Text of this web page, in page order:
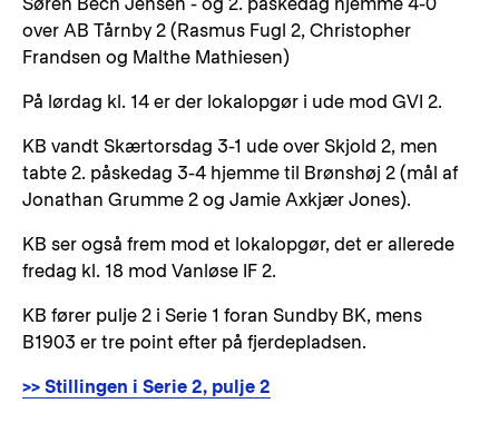
over AB Tårnby 2 (Rasmus Fugl 2, Christopher
Frandsen og Malthe Mathiesen)
På lørdag kl. 14 er der lokalopgør i ude mod GVI 2.
KB vandt Skærtorsdag 3-1 ude over Skjold 2, men
tabte 2. påskedag 3-4 hjemme til Brønshøj 2 (mål af
Jonathan Grumme 2 og Jamie Axkjær Jones).
KB ser også frem mod et lokalopgør, det er allerede
fredag kl. 18 mod Vanløse IF 2.
KB fører pulje 2 i Serie 1 foran Sundby BK, mens
B1903 er tre point efter på fjerdepladsen.
>> Stillingen i Serie 2, pulje 2